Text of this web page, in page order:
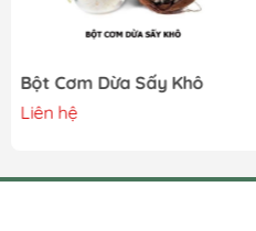
Bột Cơm Dừa Sấy Khô
Liên hệ